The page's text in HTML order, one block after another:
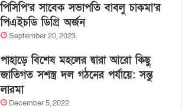
পিসিপি’র সাবেক সভাপতি বাবলু চাকমা’র
পিএইচডি ডিগ্রি অর্জন
September 20, 2023
পাহাড়ে বিশেষ মহলের দ্বারা আরো কিছু
জাতিগত সশস্ত্র দল গঠনের পর্যায়ে: সন্তু
লারমা
December 5, 2022